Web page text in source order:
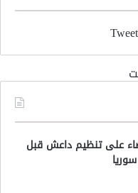
على تنظيم داعش قبل